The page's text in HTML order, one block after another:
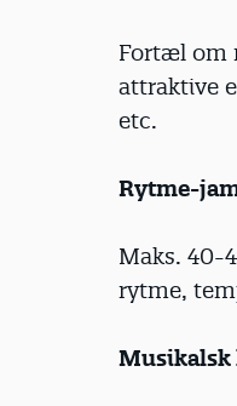
Fortæl om
attraktive
etc.
Rytme-
Maks. 40-
rytme,